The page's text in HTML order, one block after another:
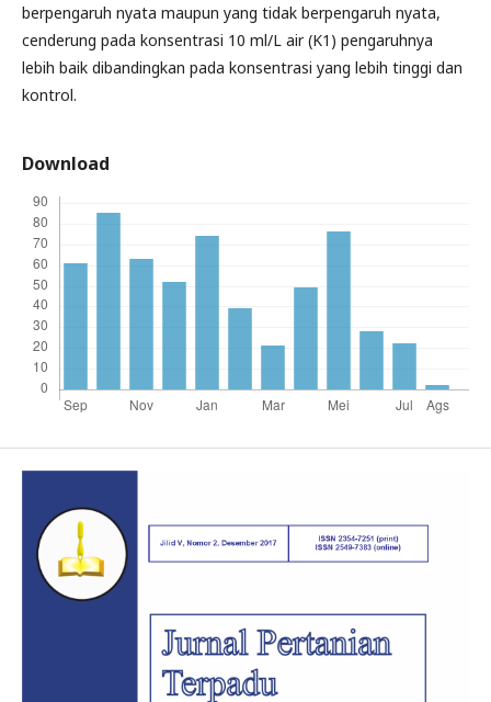
berpengaruh nyata maupun yang tidak berpengaruh nyata,
cenderung pada konsentrasi 10 ml/L air (K1) pengaruhnya
lebih baik dibandingkan pada konsentrasi yang lebih tinggi dan
kontrol.
Download